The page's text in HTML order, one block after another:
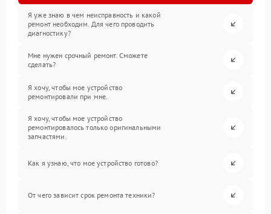
Я уже знаю в чем неисправность и какой
ремонт необходим. Для чего проводить
диагностику?
Мне нужен срочный ремонт. Сможете
сделать?
Я хочу, чтобы мое устройство
ремонтировали при мне.
Я хочу, чтобы мое устройство
ремонтировалось только оригинальными
запчастями.
Как я узнаю, что мое устройство готово?
От чего зависит срок ремонта техники?